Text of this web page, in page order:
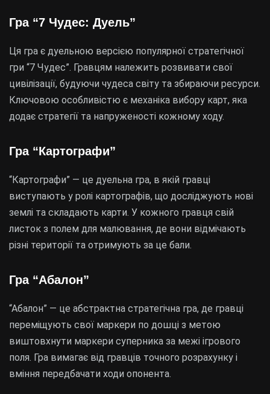
Гра “7 Чудес: Дуель”
Ця гра є дуельною версією популярної стратегічної
гри “7 Чудес”. Гравцям належить розвивати свої
цивілізації, будуючи чудеса світу та збираючи ресурси.
Ключовою особливістю є механіка вибору карт, яка
додає стратегії та напруженості кожному ходу.
Гра “Картографи”
“Картографи” — це дуельна гра, в якій гравці
виступають у ролі картографів, що досліджують нові
землі та складають карти. У кожного гравця свій
листок з полем для малювання, де вони відмічають
різні території та отримують за це бали.
Гра “Абалон”
“Абалон” — це абстрактна стратегічна гра, де гравці
переміщують свої маркери по дошці з метою
виштовхнути маркери суперника за межі ігрового
поля. Гра вимагає від гравців точного розрахунку і
вміння передбачати ходи опонента.